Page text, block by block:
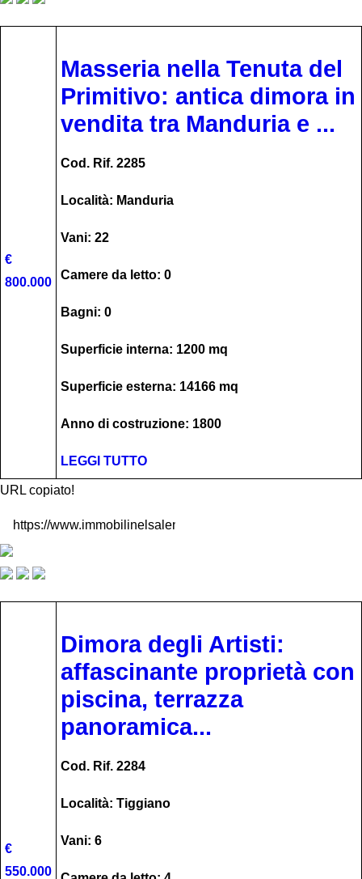
€
800.000
Masseria nella Tenuta del
Primitivo: antica dimora in
vendita tra Manduria e ...
Cod. Rif. 2285
Località: Manduria
Vani: 22
Camere da letto: 0
Bagni: 0
Superficie interna: 1200 mq
Superficie esterna: 14166 mq
Anno di costruzione: 1800
LEGGI TUTTO
URL copiato!
€
550.000
Dimora degli Artisti:
affascinante proprietà con
piscina, terrazza
panoramica...
Cod. Rif. 2284
Località: Tiggiano
Vani: 6